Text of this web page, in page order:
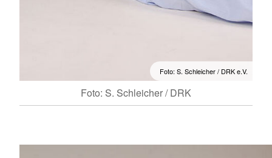
Foto: S. Schleicher / DRK e.V.
Foto: S. Schleicher / DRK